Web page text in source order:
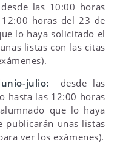
desde las 10:00 horas
horas del 23 de
lo haya solicitado el
listas con las citas
julio: desde las
hasta las 12:00 horas
que lo haya
publicarán unas listas
ver los exámenes).